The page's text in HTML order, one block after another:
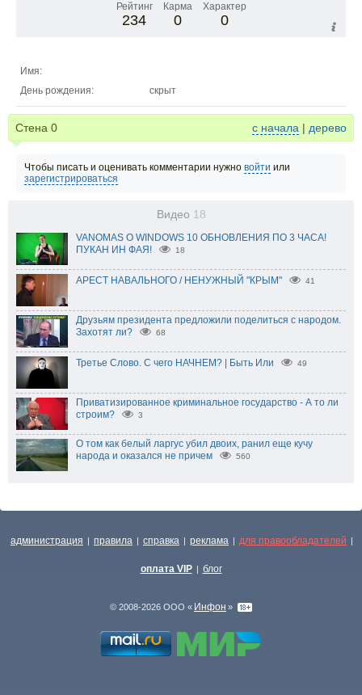
Рейтинг
234
Карма
0
Характер
0
Имя:
День рождения:
скрыт
Стена 0 с начала | дерево
Чтобы писать и оценивать комментарии нужно войти или
зарегистрироваться
Видео 18
VANOMAS О WINDOWS 10 ОБНОВЛЕНИЯ ПО 3 ЧАСА!
ПУКАН ИН ФАЯ!
18
АРЕСТ НАВАЛЬНОГО / НЕНУЖНЫЙ "КРЫМ" 41
Друзьям президента предложили поделиться с народом.
Захотят ли?
68
Третье Слово. С чего НАЧНЕМ? | Быть Или 49
Приватизированное криминальное государство - А то ли
строим?
3
О том как белый ларгус убил двоих, ранил еще кучу
народа и оказался не причем
560
администрация | правила | справка | реклама | для правообладателей |
оплата VIP | блог
© 2008-2026 ООО « Инфон »